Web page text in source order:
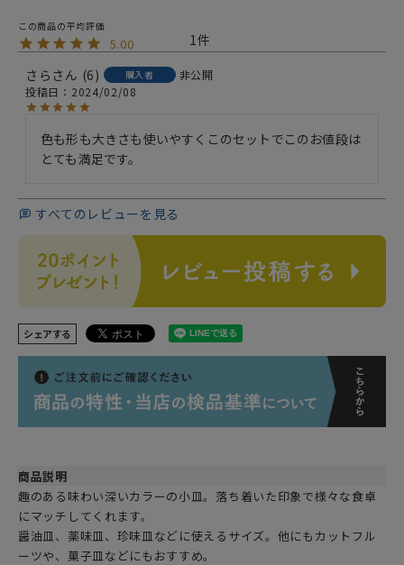
5.00
1
さら
6 購入者
非公開
投稿日
2024/02/08
色も形も大きさも使いやすくこのセットでこのお値段は
とても満足です。
すべてのレビューを見る
シェアする
商品説明
趣のある味わい深いカラーの小皿。落ち着いた印象で様々な食卓
にマッチしてくれます。
醤油皿、薬味皿、珍味皿などに使えるサイズ。他にもカットフル
ーツや、菓子皿などにもおすすめ。